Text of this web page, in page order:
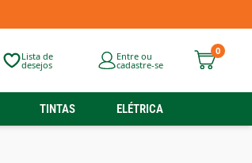
Lista de
desejos
Entre ou
cadastre-se
0
TINTAS ELÉTRICA